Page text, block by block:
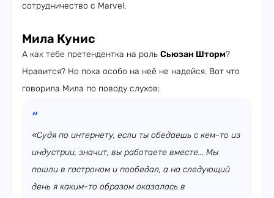
сотрудничество с Marvel.
Мила Кунис
А как тебе претендентка на роль Сьюзан Шторм?
Нравится? Но пока особо на неё не надейся. Вот что
говорила Мила по поводу слухов:
«Судя по интернету, если ты обедаешь с кем-то из
индустрии, значит, вы работаете вместе... Мы
пошли в гастроном и пообедал, а на следующий
день я каким-то образом оказалась в